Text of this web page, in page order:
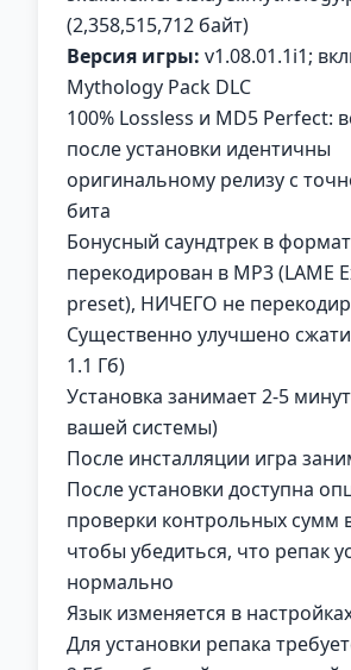
(2,358,515,712 байт)
Версия игры: v1.08.01.1i1;
Mythology Pack DLC
100% Lossless и MD5 Perfect:
после установки идентичны
оригинальному релизу с
бита
Бонусный саундтрек в
перекодирован в MP3 (LAME
preset), НИЧЕГО не
Существенно улучшено
1.1 Гб)
Установка занимает 2-5
вашей системы)
После инсталляции игра
После установки доступна
проверки контрольных сумм
чтобы убедиться, что репак
нормально
Язык изменяется в
Для установки репака